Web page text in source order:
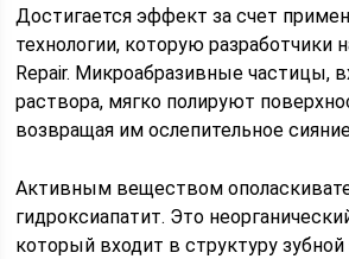
Достигается эффект за счет
технологии, которую разработчики
Repair. Микроабразивные частицы,
раствора, мягко полируют
возвращая им ослепительное
Активным веществом
гидроксиапатит. Это
который входит в структуру